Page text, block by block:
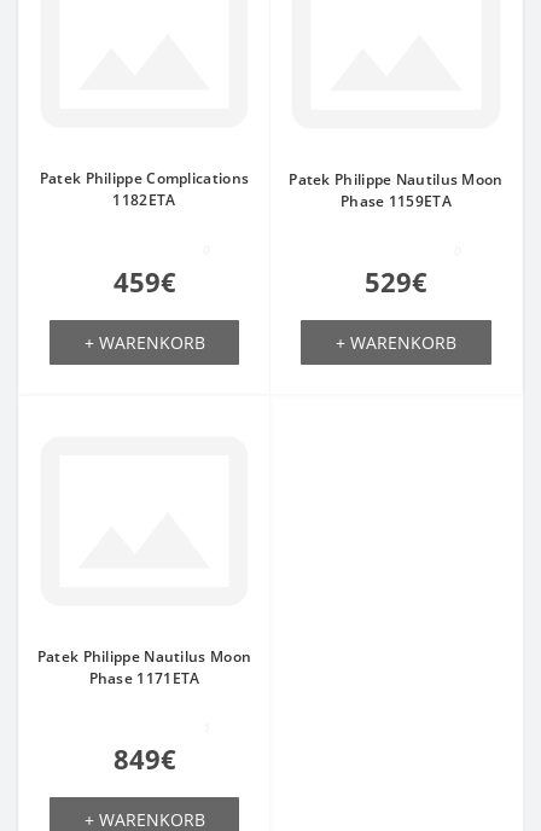
Patek Philippe Complications
1182ETA
459€
+ WARENKORB
Patek Philippe Nautilus Moon
Phase 1159ETA
529€
+ WARENKORB
Patek Philippe Nautilus Moon
Phase 1171ETA
849€
+ WARENKORB